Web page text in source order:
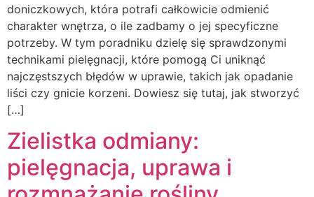
doniczkowych, która potrafi całkowicie odmienić
charakter wnętrza, o ile zadbamy o jej specyficzne
potrzeby. W tym poradniku dzielę się sprawdzonymi
technikami pielęgnacji, które pomogą Ci uniknąć
najczęstszych błędów w uprawie, takich jak opadanie
liści czy gnicie korzeni. Dowiesz się tutaj, jak stworzyć
[…]
Zielistka odmiany:
pielęgnacja, uprawa i